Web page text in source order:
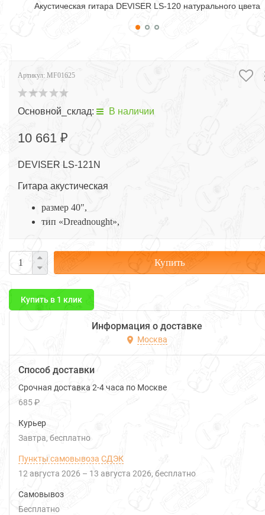
Акустическая гитара DEVISER LS-120 натурального цвета
Артикул: MF01625
Основной_склад: В наличии
10 661 ₽
DEVISER LS-121N
Гитара акустическая
размер 40",
тип «Dreadnought»,
Купить
Купить в 1 клик
Информация о доставке
Москва
Способ доставки
Срочная доставка 2-4 часа по Москве
685 ₽
Курьер
Завтра
Бесплатно
Пункты самовывоза СДЭК
12 августа 2026 – 13 августа 2026 Бесплатно
Самовывоз
Бесплатно